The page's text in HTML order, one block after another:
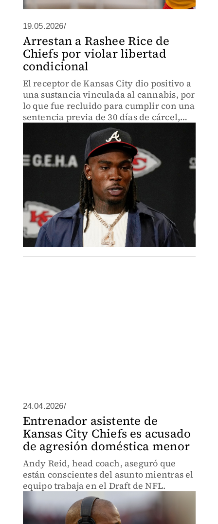
19.05.2026/
Arrestan a Rashee Rice de
Chiefs por violar libertad
condicional
El receptor de Kansas City dio positivo a
una sustancia vinculada al cannabis, por
lo que fue recluido para cumplir con una
sentencia previa de 30 días de cárcel,
con su liberación programada para el 16
24.04.2026/
Entrenador asistente de
Kansas City Chiefs es acusado
de agresión doméstica menor
Andy Reid, head coach, aseguró que
están conscientes del asunto mientras el
equipo trabaja en el Draft de NFL.